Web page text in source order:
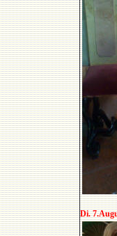
Di.